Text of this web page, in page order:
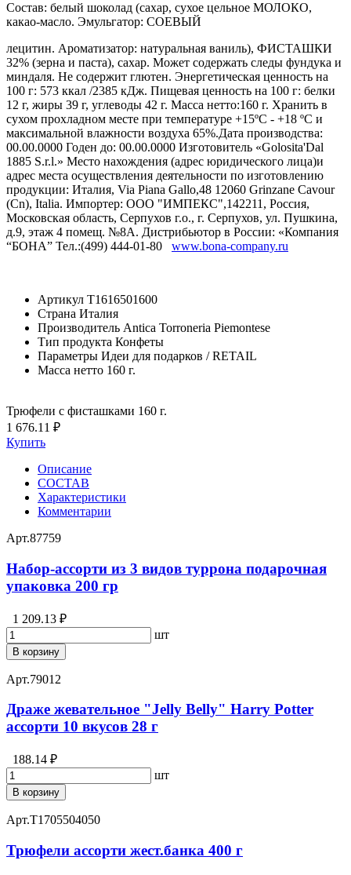
Состав: белый шоколад (сахар, сухое цельное МОЛОКО,
какао-масло. Эмульгатор: СОЕВЫЙ
лецитин. Ароматизатор: натуральная ваниль), ФИСТАШКИ
32% (зерна и паста), сахар. Может содержать следы фундука и
миндаля. Не содержит глютен. Энергетическая ценность на
100 г: 573 ккал /2385 кДж. Пищевая ценность на 100 г: белки
12 г, жиры 39 г, углеводы 42 г. Масса нетто:160 г. Хранить в
сухом прохладном месте при температуре +15ºС - +18 ºС и
максимальной влажности воздуха 65%.Дата производства:
00.00.0000 Годен до: 00.00.0000 Изготовитель «Golosita'Dal
1885 S.r.l.» Место нахождения (адрес юридического лица)и
адрес места осуществления деятельности по изготовлению
продукции: Италия, Via Piana Gallo,48 12060 Grinzane Cavour
(Cn), Italia. Импортер: ООО "ИМПЕКС",142211, Россия,
Московская область, Серпухов г.о., г. Серпухов, ул. Пушкина,
д.9, этаж 4 помещ. №8А. Дистрибьютор в России: «Компания
“БОНА” Тел.:(499) 444-01-80 www.bona-company.ru
Артикул T1616501600
Страна Италия
Производитель Antica Torroneria Piemontese
Тип продукта Конфеты
Параметры Идеи для подарков / RETAIL
Масса нетто 160 г.
Трюфели с фисташками 160 г.
1 676.11 ₽
Купить
Описание
СОСТАВ
Характеристики
Комментарии
Арт.87759
Набор-ассорти из 3 видов туррона подарочная
упаковка 200 гр
1 209.13 ₽
шт
В корзину
Арт.79012
Драже жевательное "Jelly Belly" Harry Potter
ассорти 10 вкусов 28 г
188.14 ₽
шт
В корзину
Арт.T1705504050
Трюфели ассорти жест.банка 400 г